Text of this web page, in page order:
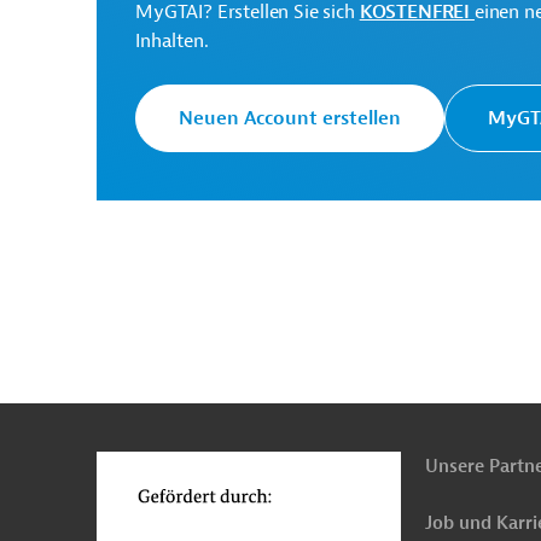
MyGTAI? Erstellen Sie sich KOSTENFREI einen
Inhalten.
Neuen Account erstellen
Unsere
Job und